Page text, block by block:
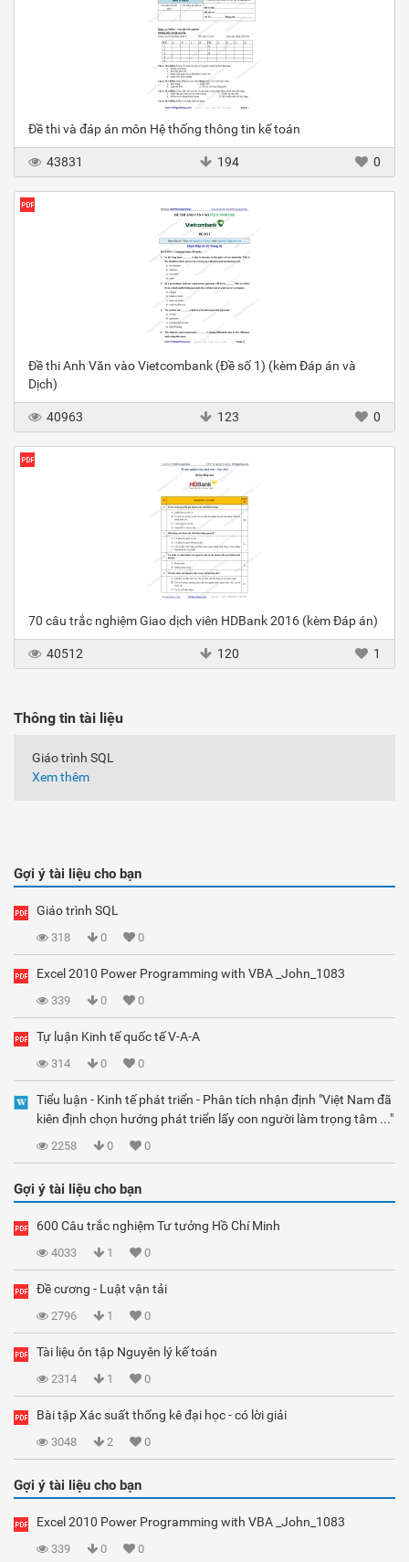
Đề thi và đáp án môn Hệ thống thông tin kế toán
43831 194 0
Đề thi Anh Văn vào Vietcombank (Đề số 1) (kèm Đáp án và
Dịch)
40963 123 0
70 câu trắc nghiệm Giao dịch viên HDBank 2016 (kèm Đáp án)
40512 120 1
Thông tin tài liệu
Giáo trình SQL
Xem thêm
Gợi ý tài liệu cho bạn
Giáo trình SQL
318 0 0
Excel 2010 Power Programming with VBA _John_1083
339 0 0
Tự luận Kinh tế quốc tế V-A-A
314 0 0
Tiểu luận - Kinh tế phát triển - Phân tích nhận định "Việt Nam đã
kiên định chọn hướng phát triển lấy con người làm trọng tâm ..."
2258 0 0
Gợi ý tài liệu cho bạn
600 Câu trắc nghiệm Tư tưởng Hồ Chí Minh
4033 1 0
Đề cương - Luật vận tải
2796 1 0
Tài liệu ôn tập Nguyên lý kế toán
2314 1 0
Bài tập Xác suất thống kê đại học - có lời giải
3048 2 0
Gợi ý tài liệu cho bạn
Excel 2010 Power Programming with VBA _John_1083
339 0 0